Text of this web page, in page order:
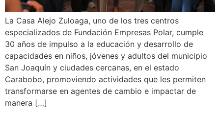
La Casa Alejo Zuloaga, uno de los tres centros
especializados de Fundación Empresas Polar, cumple
30 años de impulso a la educación y desarrollo de
capacidades en niños, jóvenes y adultos del municipio
San Joaquín y ciudades cercanas, en el estado
Carabobo, promoviendo actividades que les permiten
transformarse en agentes de cambio e impactar de
manera […]